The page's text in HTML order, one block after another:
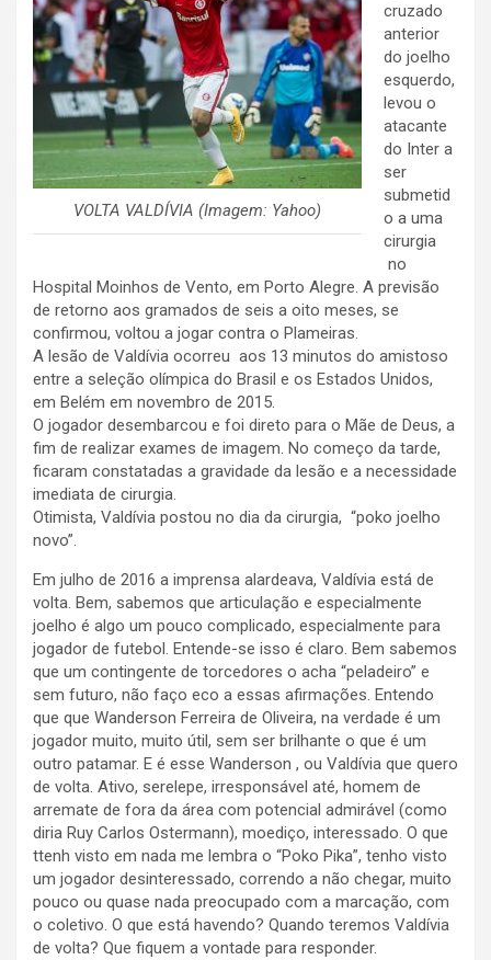
VOLTA VALDÍVIA (Imagem: Yahoo)
cruzado
anterior
do joelho
esquerdo,
levou o
atacante
do Inter a
ser
submetid
o a uma
cirurgia
no
Hospital Moinhos de Vento, em Porto Alegre. A previsão
de retorno aos gramados de seis a oito meses, se
confirmou, voltou a jogar contra o Plameiras.
A lesão de Valdívia ocorreu aos 13 minutos do amistoso
entre a seleção olímpica do Brasil e os Estados Unidos,
em Belém em novembro de 2015.
O jogador desembarcou e foi direto para o Mãe de Deus, a
fim de realizar exames de imagem. No começo da tarde,
ficaram constatadas a gravidade da lesão e a necessidade
imediata de cirurgia.
Otimista, Valdívia postou no dia da cirurgia, “poko joelho
novo”.
Em julho de 2016 a imprensa alardeava, Valdívia está de
volta. Bem, sabemos que articulação e especialmente
joelho é algo um pouco complicado, especialmente para
jogador de futebol. Entende-se isso é claro. Bem sabemos
que um contingente de torcedores o acha “peladeiro” e
sem futuro, não faço eco a essas afirmações. Entendo
que que Wanderson Ferreira de Oliveira, na verdade é um
jogador muito, muito útil, sem ser brilhante o que é um
outro patamar. E é esse Wanderson , ou Valdívia que quero
de volta. Ativo, serelepe, irresponsável até, homem de
arremate de fora da área com potencial admirável (como
diria Ruy Carlos Ostermann), moediço, interessado. O que
ttenh visto em nada me lembra o “Poko Pika”, tenho visto
um jogador desinteressado, correndo a não chegar, muito
pouco ou quase nada preocupado com a marcação, com
o coletivo. O que está havendo? Quando teremos Valdívia
de volta? Que fiquem a vontade para responder.